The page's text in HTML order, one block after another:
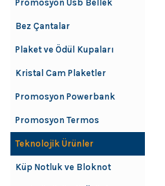
Promosyon Usb Bellek
Bez Çantalar
Plaket ve Ödül Kupaları
Kristal Cam Plaketler
Promosyon Powerbank
Promosyon Termos
Teknolojik Ürünler
Küp Notluk ve Bloknot